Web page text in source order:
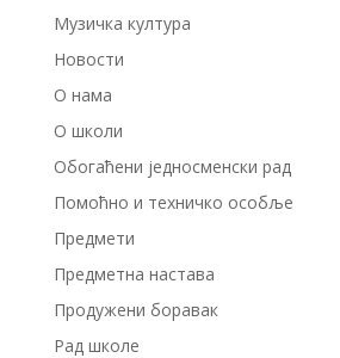
Музичка култура
Новости
О нама
О школи
Обогаћени једносменски рад
Помоћно и техничко особље
Предмети
Предметна настава
Продужени боравак
Рад школе